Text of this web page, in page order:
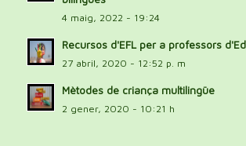
4 maig, 2022 - 19:24
Recursos d'EFL per a professors
27 abril, 2020 - 12:52 p. m
Mètodes de criança multilingüe
2 gener, 2020 - 10:21 h